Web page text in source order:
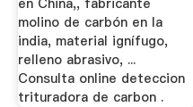
molino de carbón en la
india, material ignífugo,
relleno abrasivo, ...
Consulta online deteccion
trituradora de carbon .